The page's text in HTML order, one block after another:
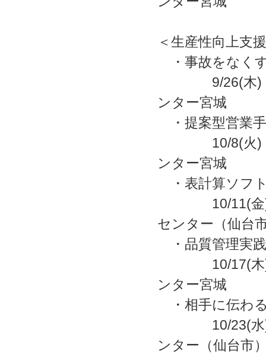
＜生産性向上支
・事故をなく
9/26(
ンター宮城
・提案型営業
10/8(
ンター宮城
・表計算ソフ
10/11(
センター（仙台
・品質管理実践
10/17(
ンター宮城
・相手に伝わ
10/23(水
ンター（仙台市